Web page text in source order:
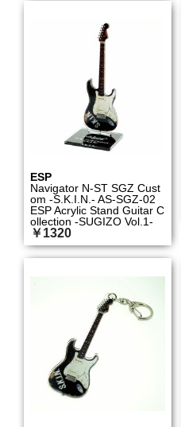
ESP
Navigator N-ST SGZ Cust
om -S.K.I.N.- AS-SGZ-02
ESP Acrylic Stand Guitar C
ollection -SUGIZO Vol.1-
￥1320